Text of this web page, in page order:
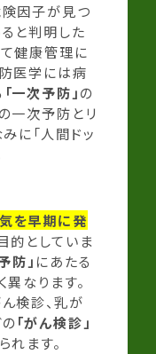
因子が見つ
と判明した
健康管理に
医学には病
「一次予防」の
一次予防とリ
に「人間ドッ
を早期に発
的 としていま
防」 にあたる
なります。
検診、乳が
「がん検診」
れます。